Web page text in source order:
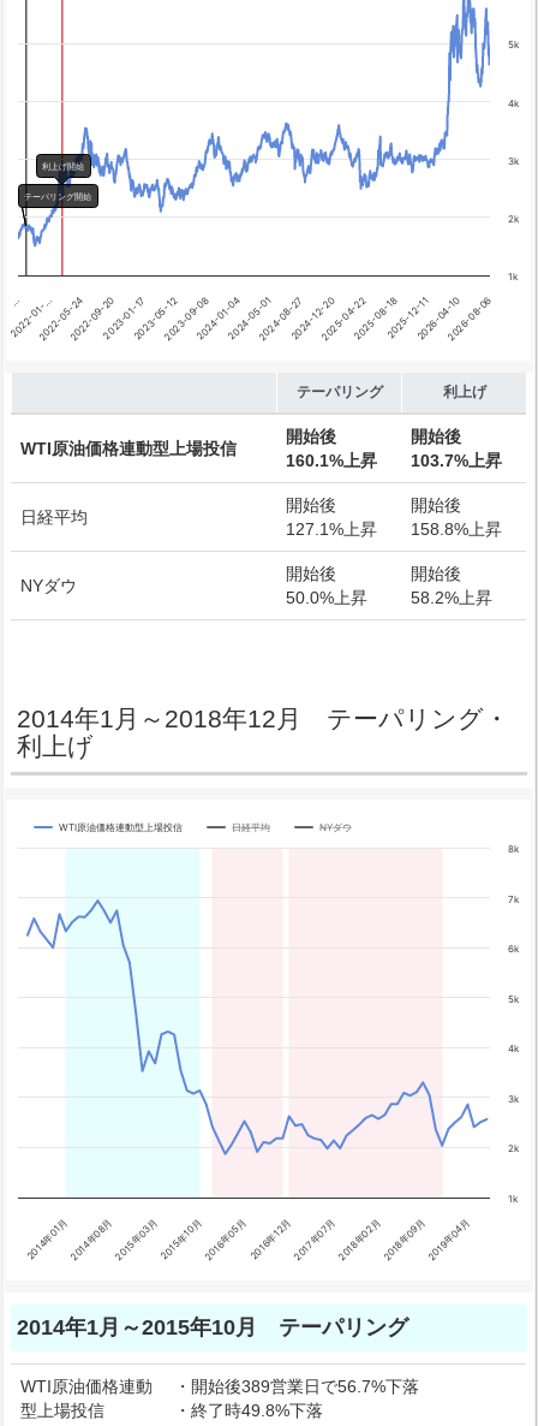
テーパリング開始
利上げ開始
…
2022-01-…2022-05-242022-09-202023-01-172023-05-122023-09-082024-01-042024-05-012024-08-272024-12-202025-04-222025-08-182025-12-112026-04-102026-08-06
1k
2k
3k
4k
5k
テーパリング 利上げ
WTI原油価格連動型上場投信
開始後
160.1%上昇
開始後
103.7%上昇
日経平均
開始後
127.1%上昇
開始後
158.8%上昇
NYダウ
開始後
50.0%上昇
開始後
58.2%上昇
2014年1月～2018年12月 テーパリング・
利上げ
Chart
The chart has 1 X axis displaying categories.
The chart has 4 Y axes displaying yA0, yA1, yA2, and yA3.
WTI原油価格連動型上場投信 日経平均 NYダウ
2014年01月2014年08月2015年03月2015年10月2016年05月2016年12月2017年07月2018年02月2018年09月2019年04月
1k
2k
3k
4k
5k
6k
7k
8k
2014年1月～2015年10月 テーパリング
WTI原油価格連動
型上場投信
・開始後389営業日で56.7%下落
・終了時49.8%下落